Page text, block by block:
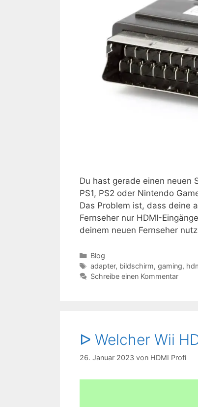
Du hast gerade einen neuen
PS1, PS2 oder Nintendo
Das Problem ist, dass deine
Fernseher nur HDMI-
deinem neuen Fernseher
Kategorien
Blog
Schlagwörter
adapter, bildschirm, gaming,
Schreibe einen Kommentar
ᐅ Welcher Wii
26. Januar 2023 von HDMI Profi